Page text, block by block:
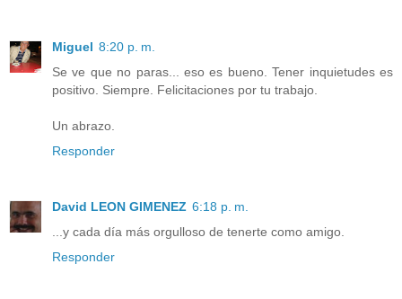
Miguel 8:20 p. m.
Se ve que no paras... eso es bueno. Tener inquietudes es
positivo. Siempre. Felicitaciones por tu trabajo.
Un abrazo.
Responder
David LEON GIMENEZ 6:18 p. m.
...y cada día más orgulloso de tenerte como amigo.
Responder